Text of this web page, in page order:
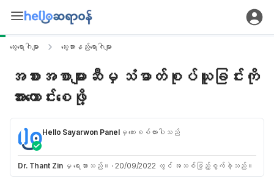
သွေးရောဂါများ သွေးအားနည်းရောဂါများ
အစားအစာများဆီမှ သံဓာတ်စုပ်ယူခြင်းကို
အားကောင်းစေဖို့
Hello Sayarwon Panelမှ ဆေးစစ်ထားပါသည်
Dr. Thant Zinမှ ရေးသားသည်။ · 20/09/2022 တွင် အသစ်ဖြည့်စွက်ခဲ့သည်။